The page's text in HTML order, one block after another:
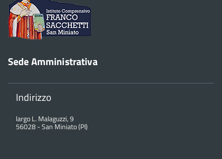
Sede Amministrativa
Indirizzo
largo L. Malaguzzi, 9
56028-San Miniato (PI)